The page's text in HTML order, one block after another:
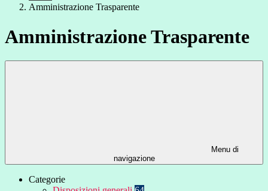
Amministrazione Trasparente
Amministrazione Trasparente
Menu di
navigazione
Categorie